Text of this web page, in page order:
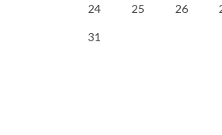
24 25 26
31